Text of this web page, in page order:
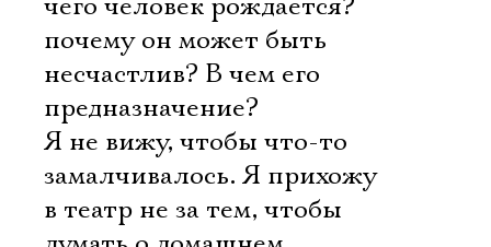
чего человек рождается?
почему он может быть
несчастлив? В чем его
предназначение?
Я не вижу, чтобы что-то
замалчивалось. Я прихожу
в театр не за тем, чтобы